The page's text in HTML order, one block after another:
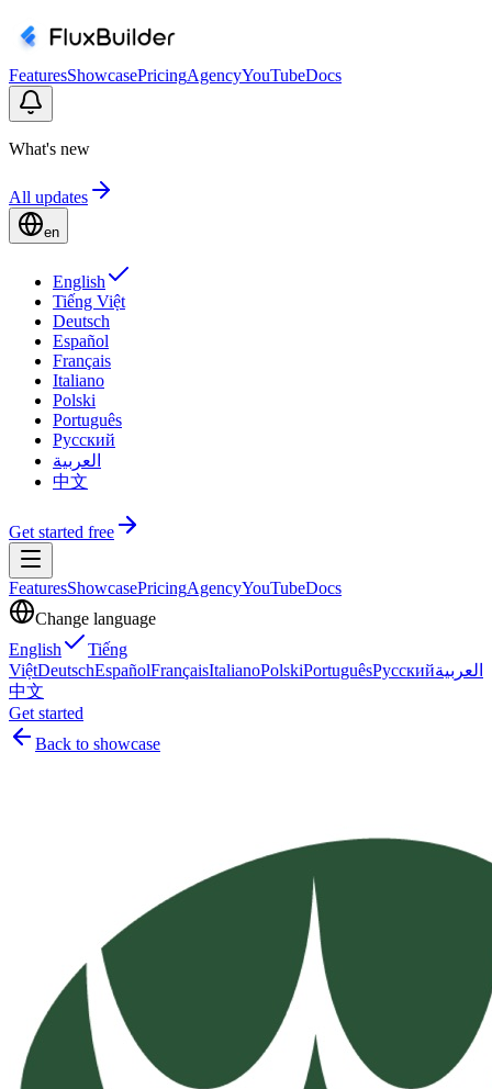
FeaturesShowcasePricingAgencyYouTubeDocs
What's new
All updates
en
English
Tiếng Việt
Deutsch
Español
Français
Italiano
Polski
Português
Русский
العربية
中文
Get started free
FeaturesShowcasePricingAgencyYouTubeDocs
Change language
English
Tiếng
ViệtDeutschEspañolFrançaisItalianoPolskiPortuguêsРусскийالعربية
中文
Get started
Back to showcase